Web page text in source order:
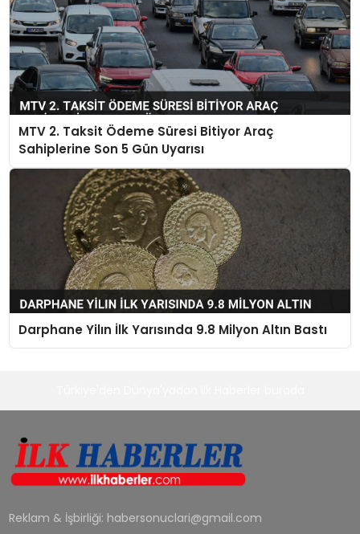
MTV 2. Taksit Ödeme Süresi Bitiyor Araç
Sahiplerine Son 5 Gün Uyarısı
Darphane Yilın İlk Yarısında 9.8 Milyon Altın Bastı
Reklam & İşbirliği: habersonuclari@gmail.com